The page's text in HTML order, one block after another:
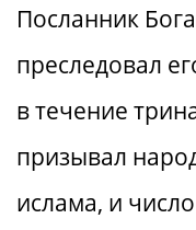
Посланник
преследовал
в течение
призывал
ислама, и